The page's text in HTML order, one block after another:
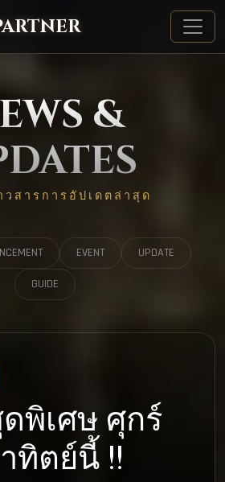
&
สารการอัปเดตล่าสุด
EVENT UPDATE
GUIDE
พิเศษ ศุกร์
ทิตย์นี้ !!